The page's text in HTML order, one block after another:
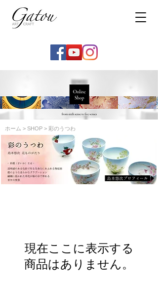
ホーム > SHOP > 彩のうつわ
現在ここに表示する
商品はありません。